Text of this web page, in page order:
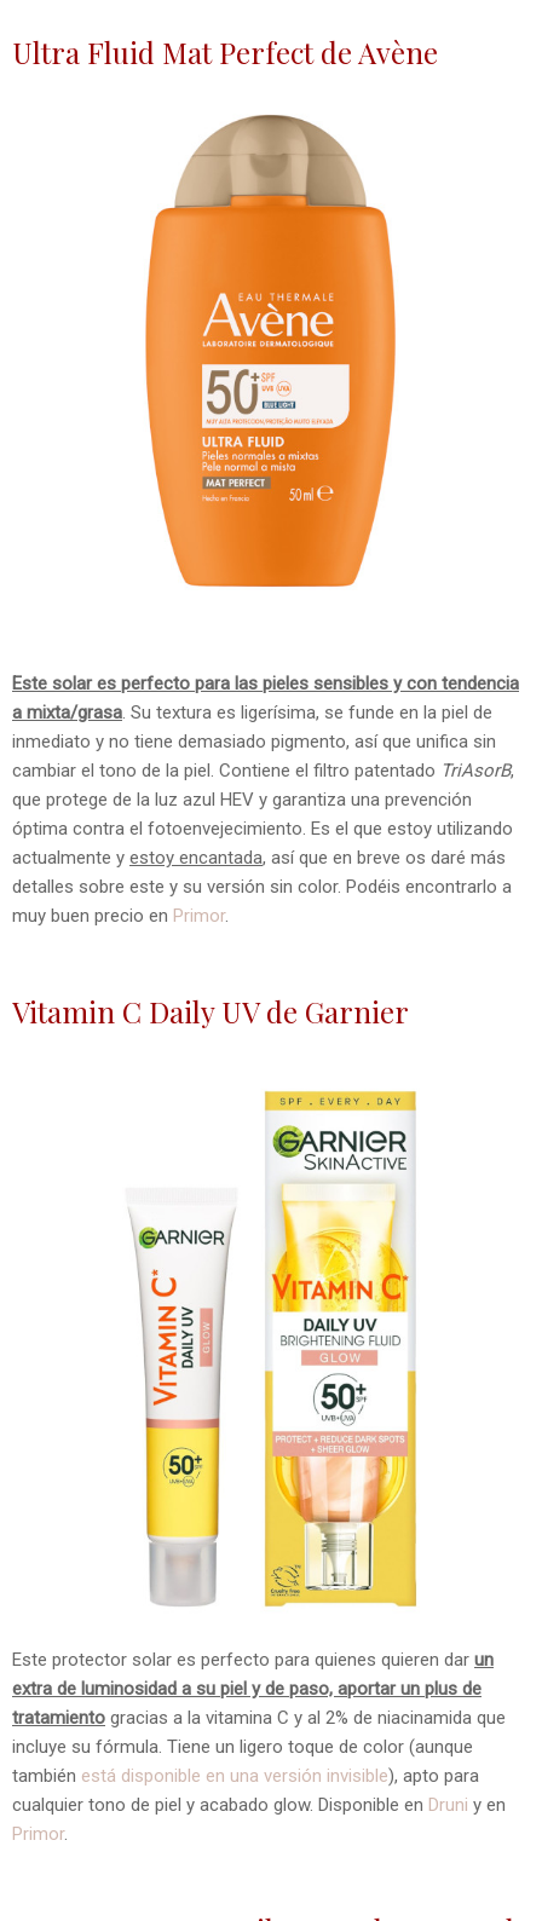
Ultra Fluid Mat Perfect de Avène
Este solar es perfecto para las pieles sensibles y con tendencia
a mixta/grasa. Su textura es ligerísima, se funde en la piel de
inmediato y no tiene demasiado pigmento, así que unifica sin
cambiar el tono de la piel. Contiene el filtro patentado TriAsorB,
que protege de la luz azul HEV y garantiza una prevención
óptima contra el fotoenvejecimiento. Es el que estoy utilizando
actualmente y estoy encantada, así que en breve os daré más
detalles sobre este y su versión sin color. Podéis encontrarlo a
muy buen precio en Primor.
Vitamin C Daily UV de Garnier
Este protector solar es perfecto para quienes quieren dar un
extra de luminosidad a su piel y de paso, aportar un plus de
tratamiento gracias a la vitamina C y al 2% de niacinamida que
incluye su fórmula. Tiene un ligero toque de color (aunque
también está disponible en una versión invisible), apto para
cualquier tono de piel y acabado glow. Disponible en Druni y en
Primor.